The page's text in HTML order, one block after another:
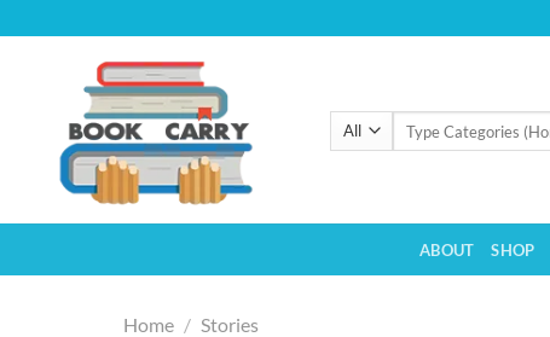
to
ABOUT SHOP
Home / Stories